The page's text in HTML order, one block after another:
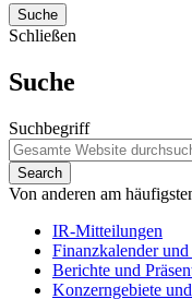
Suche
Schließen
Suche
Suchbegriff
Von anderen am
IR-Mitteilungen
Finanzkalender
Berichte und
Konzerngebiete